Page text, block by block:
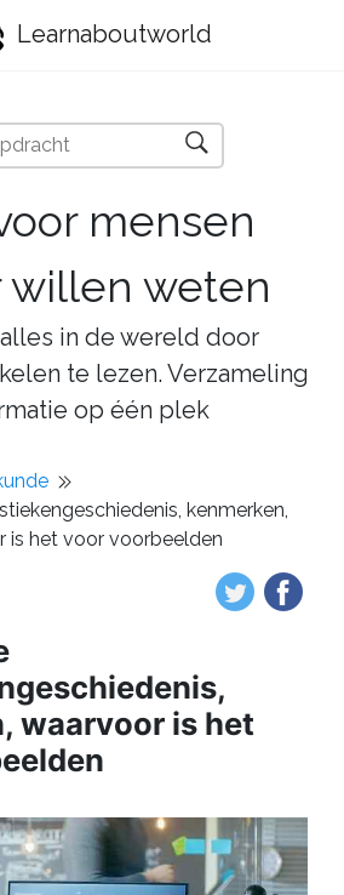
Learnaboutworld
mensen
willen weten
in de wereld door
te lezen. Verzameling
op één plek
kenmerken,
is het voor voorbeelden
waarvoor is het